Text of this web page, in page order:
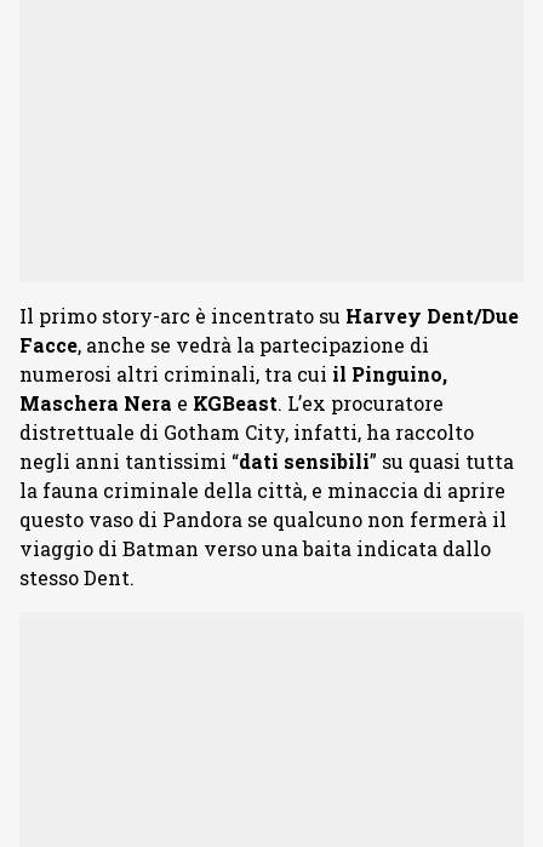
Il primo story-arc è incentrato su Harvey Dent/Due
Facce, anche se vedrà la partecipazione di
numerosi altri criminali, tra cui il Pinguino,
Maschera Nera e KGBeast. L’ex procuratore
distrettuale di Gotham City, infatti, ha raccolto
negli anni tantissimi “dati sensibili” su quasi tutta
la fauna criminale della città, e minaccia di aprire
questo vaso di Pandora se qualcuno non fermerà il
viaggio di Batman verso una baita indicata dallo
stesso Dent.